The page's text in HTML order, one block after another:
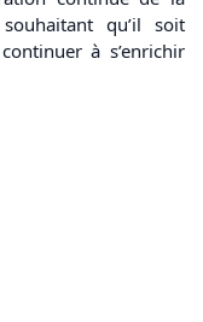
qu’il soit
à s’enrichir